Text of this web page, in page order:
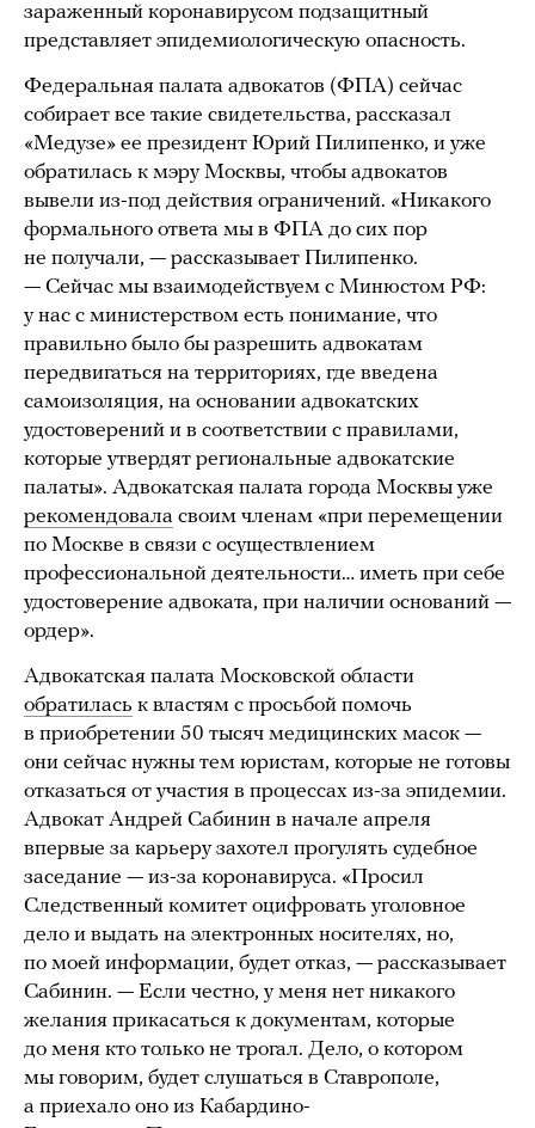
зараженный коронавирусом подзащитный
представляет эпидемиологическую опасность.
Федеральная палата адвокатов (ФПА) сейчас
собирает все такие свидетельства, рассказал
«Медузе» ее президент Юрий Пилипенко, и уже
обратилась к мэру Москвы, чтобы адвокатов
вывели из-под действия ограничений. «Никакого
формального ответа мы в ФПА до сих пор
не получали, — рассказывает Пилипенко.
— Сейчас мы взаимодействуем с Минюстом РФ:
у нас с министерством есть понимание, что
правильно было бы разрешить адвокатам
передвигаться на территориях, где введена
самоизоляция, на основании адвокатских
удостоверений и в соответствии с правилами,
которые утвердят региональные адвокатские
палаты». Адвокатская палата города Москвы уже
рекомендовала своим членам «при перемещении
по Москве в связи с осуществлением
профессиональной деятельности… иметь при себе
удостоверение адвоката, при наличии оснований —
ордер».
Адвокатская палата Московской области
обратилась к властям с просьбой помочь
в приобретении 50 тысяч медицинских масок —
они сейчас нужны тем юристам, которые не готовы
отказаться от участия в процессах из-за эпидемии.
Адвокат Андрей Сабинин в начале апреля
впервые за карьеру захотел прогулять судебное
заседание — из-за коронавируса. «Просил
Следственный комитет оцифровать уголовное
дело и выдать на электронных носителях, но,
по моей информации, будет отказ, — рассказывает
Сабинин. — Если честно, у меня нет никакого
желания прикасаться к документам, которые
до меня кто только не трогал. Дело, о котором
мы говорим, будет слушаться в Ставрополе,
а приехало оно из Кабардино-